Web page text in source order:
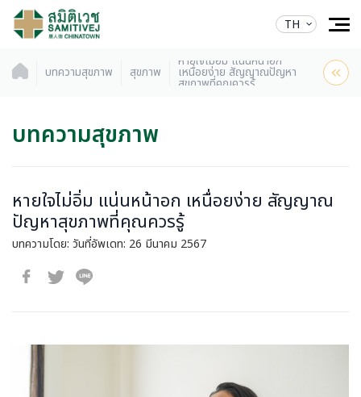
TH
บทความสุขภาพ สุขภาพ
หายใจไม่อิ่ม แน่นหน้าอก
เหนื่อยง่าย สัญญาณปัญหา
สุขภาพที่คุณควรรู้
บทความสุขภาพ
หายใจไม่อิ่ม แน่นหน้าอก เหนื่อยง่าย สัญญาณ
ปัญหาสุขภาพที่คุณควรรู้
บทความโดย: วันที่อัพเดท: 26 มีนาคม 2567